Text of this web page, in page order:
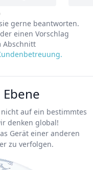
gerne beantworten.
einen Vorschlag
Abschnitt
auf ein bestimmtes
denken global!
Gerät einer anderen
zu verfolgen.